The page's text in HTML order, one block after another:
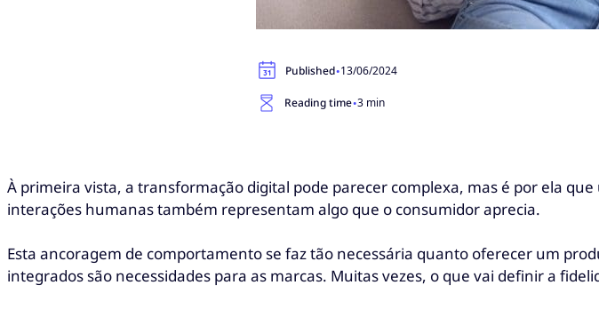
Published·13/06/2024
Reading time·3 min
À primeira vista, a transformação digital pode parecer complexa, mas é por ela
interações humanas também representam algo que o consumidor aprecia.
Esta ancoragem de comportamento se faz tão necessária quanto oferecer um
integrados são necessidades para as marcas. Muitas vezes, o que vai definir a